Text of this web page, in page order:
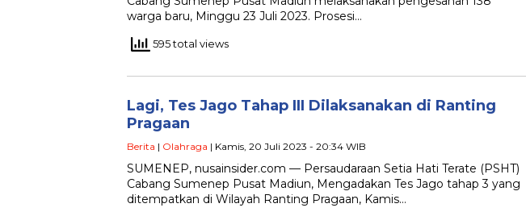
warga baru, Minggu 23 Juli 2023. Prosesi…
595 total views
Lagi, Tes Jago Tahap III Dilaksanakan di Ranting
Pragaan
Berita | Olahraga | Kamis, 20 Juli 2023 - 20:34 WIB
SUMENEP, nusainsider.com — Persaudaraan Setia Hati Terate (PSHT)
Cabang Sumenep Pusat Madiun, Mengadakan Tes Jago tahap 3 yang
ditempatkan di Wilayah Ranting Pragaan, Kamis…